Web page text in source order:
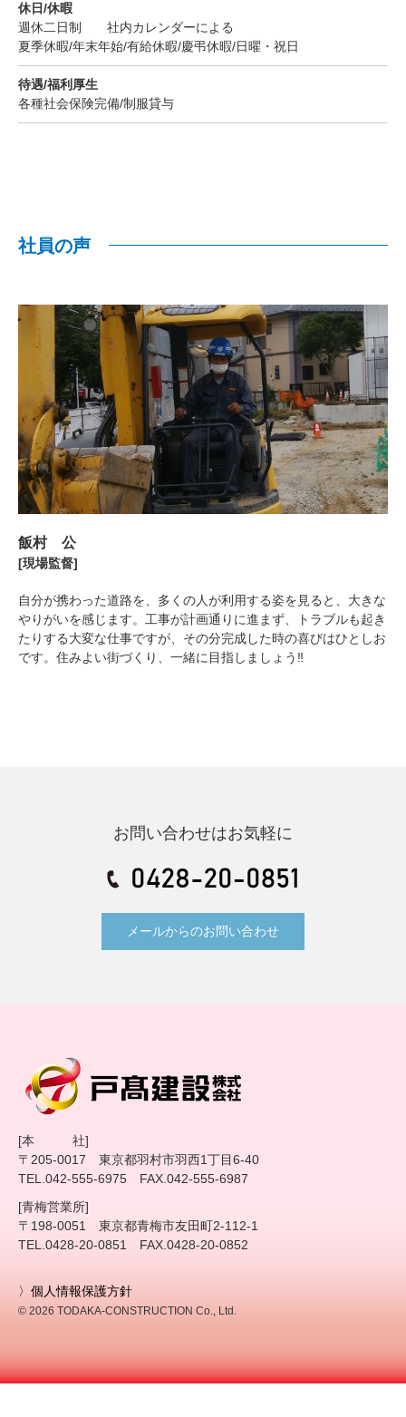
休日/休暇
週休二日制 社内カレンダーによる
夏季休暇/年末年始/有給休暇/慶弔休暇/日曜・祝日
待遇/福利厚生
各種社会保険完備/制服貸与
社員の声
飯村 公
[現場監督]
自分が携わった道路を、多くの人が利用する姿を見ると、大きな
やりがいを感じます。工事が計画通りに進まず、トラブルも起き
たりする大変な仕事ですが、その分完成した時の喜びはひとしお
です。住みよい街づくり、一緒に目指しましょう‼
お問い合わせはお気軽に
メールからのお問い合わせ
[本 社]
〒205-0017 東京都羽村市羽西1丁目6-40
TEL.042-555-6975 FAX.042-555-6987
[青梅営業所]
〒198-0051 東京都青梅市友田町2-112-1
TEL.0428-20-0851 FAX.0428-20-0852
〉個人情報保護方針
© 2026 TODAKA-CONSTRUCTION Co., Ltd.